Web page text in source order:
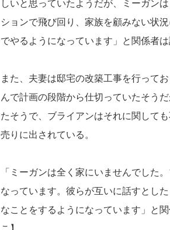
しいと思っていたようだが、ミーガン
ションで飛び回り、家族を顧みない状
でやるようになっています」と関係者
また、夫妻は邸宅の改築工事を行って
んで計画の段階から仕切っていたそう
たそうで、ブライアンはそれに関して
売りに出されている。
「ミーガンは全く家にいませんでした
なっています。彼らが互いに話すとし
なことをするようになっています」と